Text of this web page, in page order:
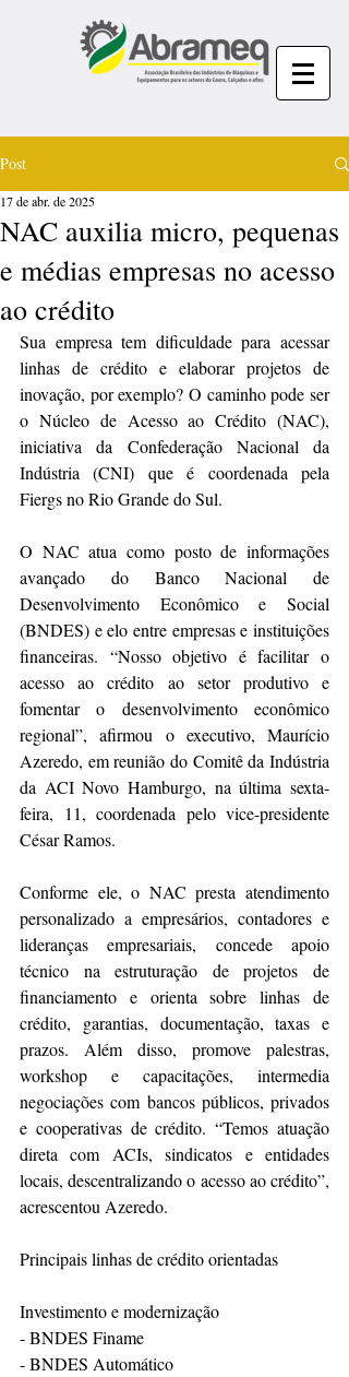
Post
NAC auxilia micro, pequenas
e médias empresas no acesso
ao crédito
17 de abr. de 2025
Sua empresa tem dificuldade para acessar
linhas de crédito e elaborar projetos de
inovação, por exemplo? O caminho pode ser
o Núcleo de Acesso ao Crédito (NAC),
iniciativa da Confederação Nacional da
Indústria (CNI) que é coordenada pela
Fiergs no Rio Grande do Sul.
O NAC atua como posto de informações
avançado do Banco Nacional de
Desenvolvimento Econômico e Social
(BNDES) e elo entre empresas e instituições
financeiras. “Nosso objetivo é facilitar o
acesso ao crédito ao setor produtivo e
fomentar o desenvolvimento econômico
regional”, afirmou o executivo, Maurício
Azeredo, em reunião do Comitê da Indústria
da ACI Novo Hamburgo, na última sexta-
feira, 11, coordenada pelo vice-presidente
César Ramos.
Conforme ele, o NAC presta atendimento
personalizado a empresários, contadores e
lideranças empresariais, concede apoio
técnico na estruturação de projetos de
financiamento e orienta sobre linhas de
crédito, garantias, documentação, taxas e
prazos. Além disso, promove palestras,
workshop e capacitações, intermedia
negociações com bancos públicos, privados
e cooperativas de crédito. “Temos atuação
direta com ACIs, sindicatos e entidades
locais, descentralizando o acesso ao crédito”,
acrescentou Azeredo.
Principais linhas de crédito orientadas
Investimento e modernização
- BNDES Finame
- BNDES Automático